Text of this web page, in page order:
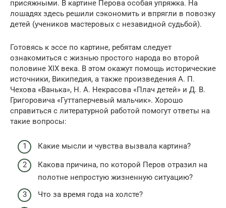
присяжными. В картине Перова особая упряжка. На
лошадях здесь решили сэкономить и впрягли в повозку
детей (учеников мастеровых с незавидной судьбой).
Готовясь к эссе по картине, ребятам следует
ознакомиться с жизнью простого народа во второй
половине XIX века. В этом окажут помощь исторические
источники, Википедия, а также произведения А. П.
Чехова «Ванька», Н. А. Некрасова «Плач детей» и Д. В.
Григоровича «Гуттаперчевый мальчик». Хорошо
справиться с литературной работой помогут ответы на
такие вопросы:
Какие мысли и чувства вызвала картина?
Какова причина, по которой Перов отразил на
полотне непростую жизненную ситуацию?
Что за время года на холсте?